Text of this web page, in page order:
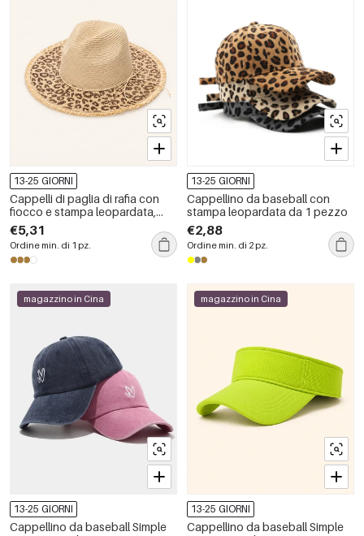
13-25 GIORNI
Cappelli di paglia di rafia con
fiocco e stampa leopardata,
serie Simple, per le vacanze.
€5,31
Ordine min. di 1 pz.
13-25 GIORNI
Cappellino da baseball con
stampa leopardata da 1 pezzo
€2,88
Ordine min. di 2 pz.
magazzino in Cina
13-25 GIORNI
Cappellino da baseball Simple
magazzino in Cina
13-25 GIORNI
Cappellino da baseball Simple